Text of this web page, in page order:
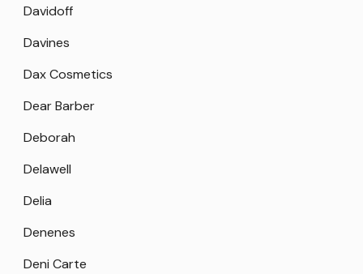
Davidoff
Davines
Dax Cosmetics
Dear Barber
Deborah
Delawell
Delia
Denenes
Deni Carte